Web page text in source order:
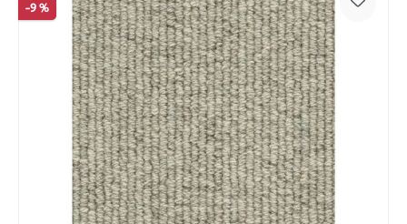
-9 %